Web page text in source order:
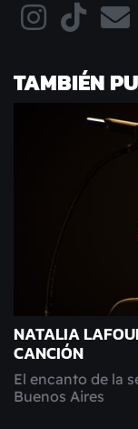
TAMBIÉN
NATALIA
CANCIÓN
El encanto de la
Buenos Aires